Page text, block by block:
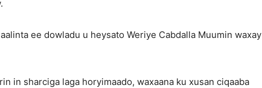
ee dowladu u heysato Weriye Cabdalla Muumin waxay
in sharciga laga horyimaado, waxaana ku xusan ciqaaba